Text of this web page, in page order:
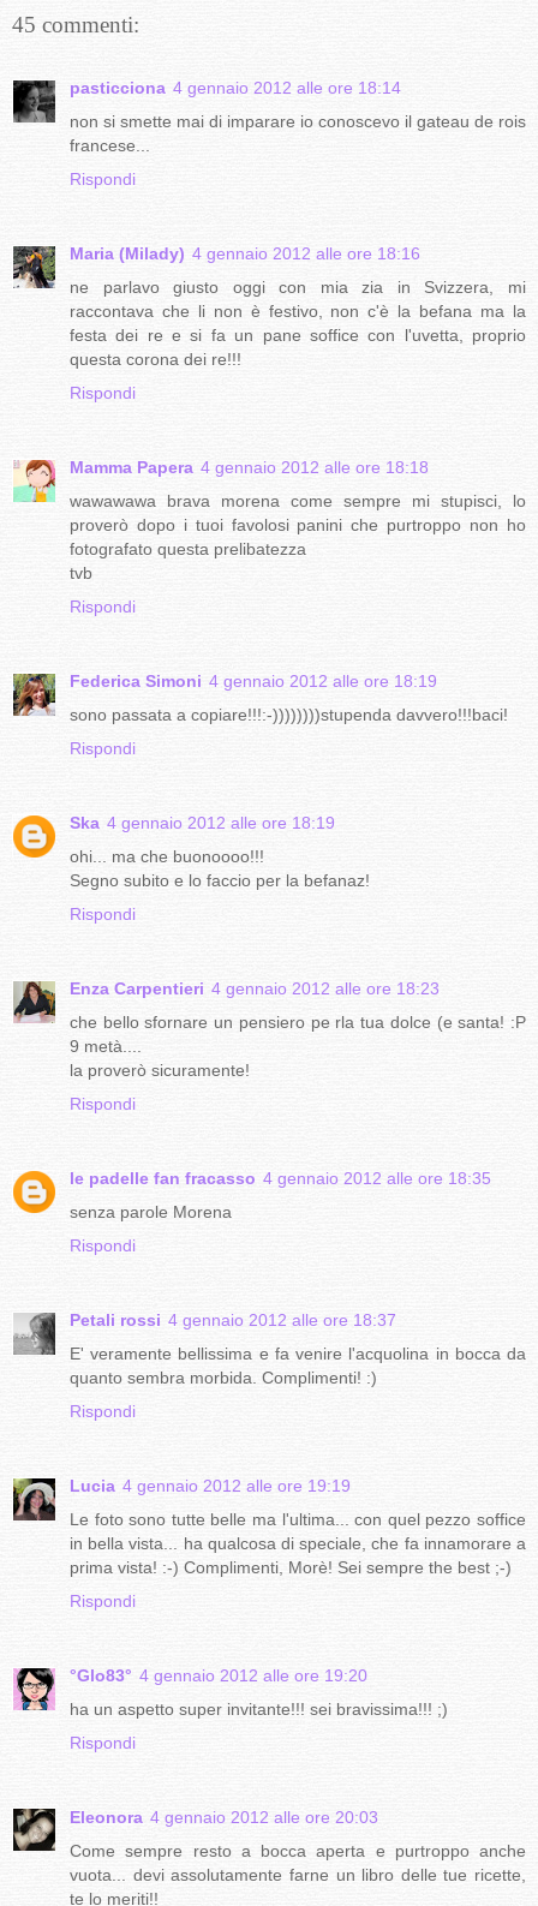
45 commenti:
pasticciona 4 gennaio 2012 alle ore 18:14
non si smette mai di imparare io conoscevo il gateau de rois
francese...
Rispondi
Maria (Milady) 4 gennaio 2012 alle ore 18:16
ne parlavo giusto oggi con mia zia in Svizzera, mi
raccontava che li non è festivo, non c'è la befana ma la
festa dei re e si fa un pane soffice con l'uvetta, proprio
questa corona dei re!!!
Rispondi
Mamma Papera 4 gennaio 2012 alle ore 18:18
wawawawa brava morena come sempre mi stupisci, lo
proverò dopo i tuoi favolosi panini che purtroppo non ho
fotografato questa prelibatezza
tvb
Rispondi
Federica Simoni 4 gennaio 2012 alle ore 18:19
sono passata a copiare!!!:-))))))))stupenda davvero!!!baci!
Rispondi
Ska 4 gennaio 2012 alle ore 18:19
ohi... ma che buonoooo!!!
Segno subito e lo faccio per la befanaz!
Rispondi
Enza Carpentieri 4 gennaio 2012 alle ore 18:23
che bello sfornare un pensiero pe rla tua dolce (e santa! :P
9 metà....
la proverò sicuramente!
Rispondi
le padelle fan fracasso 4 gennaio 2012 alle ore 18:35
senza parole Morena
Rispondi
Petali rossi 4 gennaio 2012 alle ore 18:37
E' veramente bellissima e fa venire l'acquolina in bocca da
quanto sembra morbida. Complimenti! :)
Rispondi
Lucia 4 gennaio 2012 alle ore 19:19
Le foto sono tutte belle ma l'ultima... con quel pezzo soffice
in bella vista... ha qualcosa di speciale, che fa innamorare a
prima vista! :-) Complimenti, Morè! Sei sempre the best ;-)
Rispondi
°Glo83° 4 gennaio 2012 alle ore 19:20
ha un aspetto super invitante!!! sei bravissima!!! ;)
Rispondi
Eleonora 4 gennaio 2012 alle ore 20:03
Come sempre resto a bocca aperta e purtroppo anche
vuota... devi assolutamente farne un libro delle tue ricette,
te lo meriti!!